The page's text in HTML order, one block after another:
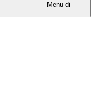
Menu di